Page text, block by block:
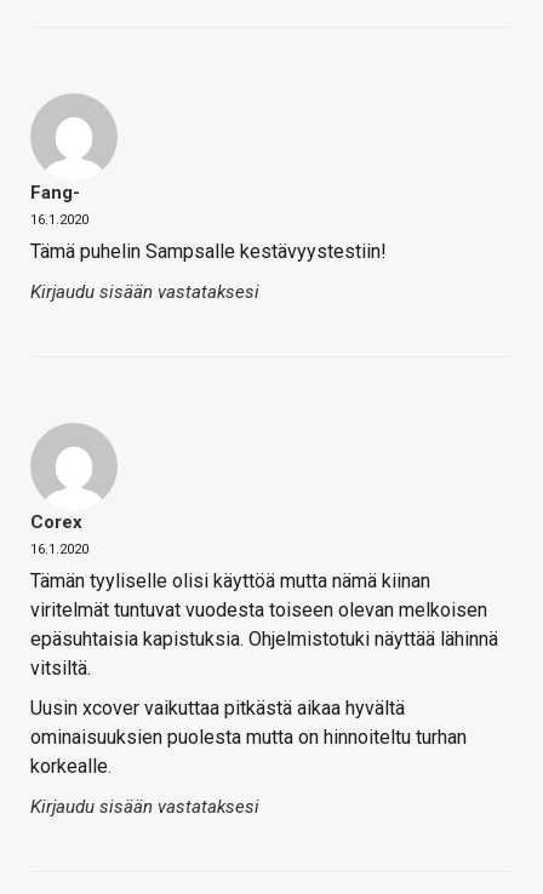
Fang-
16.1.2020
Tämä puhelin Sampsalle kestävyystestiin!
Kirjaudu sisään vastataksesi
Corex
16.1.2020
Tämän tyyliselle olisi käyttöä mutta nämä kiinan
viritelmät tuntuvat vuodesta toiseen olevan melkoisen
epäsuhtaisia kapistuksia. Ohjelmistotuki näyttää lähinnä
vitsiltä.
Uusin xcover vaikuttaa pitkästä aikaa hyvältä
ominaisuuksien puolesta mutta on hinnoiteltu turhan
korkealle.
Kirjaudu sisään vastataksesi